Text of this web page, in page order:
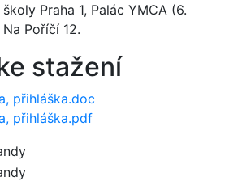
Praha 1, Palác YMCA (6.
Poříčí 12.
stažení
přihláška.doc
přihláška.pdf